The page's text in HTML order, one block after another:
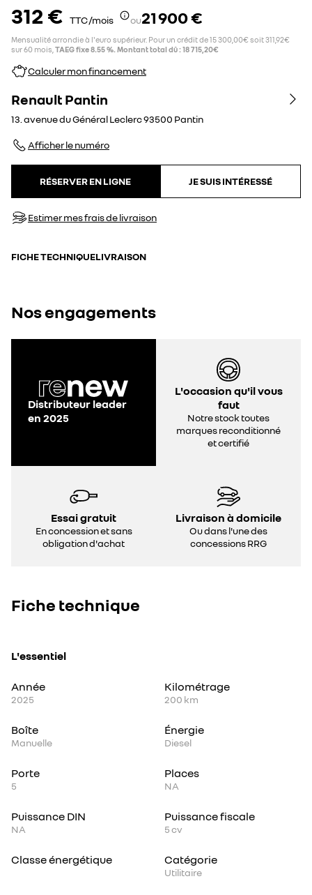
312 € TTC /mois ou21 900 €
Mensualité arrondie à l'euro supérieur. Pour un crédit de 15 300,00€ soit 311,92€
sur 60 mois, TAEG fixe 8.55 %. Montant total dû : 18 715,20€
Calculer mon financement
Renault Pantin
13. avenue du Général Leclerc93500 Pantin
Afficher le numéro
RÉSERVER EN LIGNE JE SUIS INTÉRESSÉ
Estimer mes frais de livraison
FICHE TECHNIQUELIVRAISON
Nos engagements
Distributeur leader
en 2025
L'occasion qu'il vous
faut
Notre stock toutes
marques reconditionné
et certifié
Essai gratuit
En concession et sans
obligation d'achat
Livraison à domicile
Ou dans l'une des
concessions RRG
Fiche technique
L'essentiel
Année
2025
Kilométrage
200 km
Boîte
Manuelle
Énergie
Diesel
Porte
5
Places
NA
Puissance DIN
NA
Puissance fiscale
5cv
Classe énergétique Catégorie
Utilitaire